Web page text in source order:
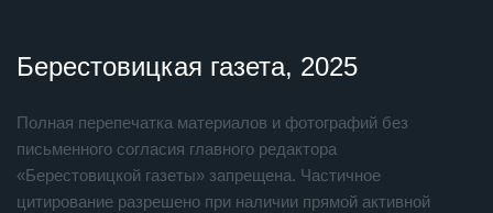
Берестовицкая газета, 2025
Полная перепечатка материалов и фотографий без
письменного согласия главного редактора
«Берестовицкой газеты» запрещена. Частичное
цитирование разрешено при наличии прямой активной